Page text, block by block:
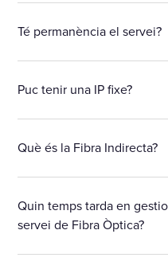
Té permanència el servei?
Puc tenir una IP fixe?
Què és la Fibra Indirecta?
Quin temps tarda en
servei de Fibra Òptica?